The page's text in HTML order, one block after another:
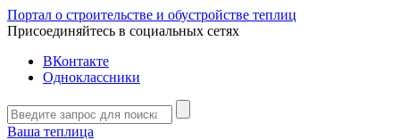
Портал о строительстве и обустройстве теплиц
Присоединяйтесь в социальных сетях
ВКонтакте
Одноклассники
Ваша теплица